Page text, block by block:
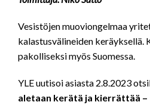
Vesistöjen muoviongelmaa
kalastusvälineiden keräyksellä.
pakolliseksi myös Suomessa.
YLE uutisoi asiasta 2.8.2023
aletaan kerätä ja kierrättää